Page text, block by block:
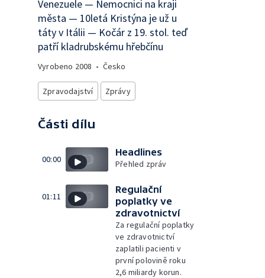
Venezuele — Nemocnici na kraji
města — 10letá Kristýna je už u
táty v Itálii — Kočár z 19. stol. teď
patří kladrubskému hřebčínu
Vyrobeno 2008 • Česko
Zpravodajství Zprávy
Části dílu
00:00
Headlines
Přehled zpráv
01:11
Regulační
poplatky ve
zdravotnictví
Za regulační poplatky
ve zdravotnictví
zaplatili pacienti v
první polovině roku
2,6 miliardy korun.